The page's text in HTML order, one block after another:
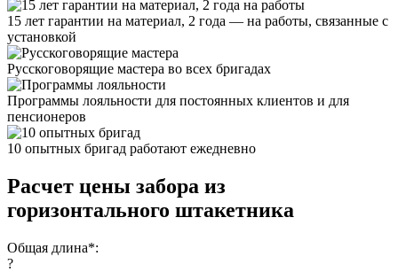
15 лет гарантии на материал, 2 года — на работы, связанные с
установкой
Русскоговорящие мастера во всех бригадах
Программы лояльности для постоянных клиентов и для
пенсионеров
10 опытных бригад работают ежедневно
Расчет цены забора из
горизонтального штакетника
Общая длина*:
?